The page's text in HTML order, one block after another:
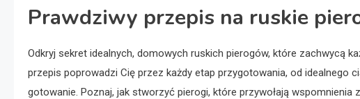
Prawdziwy przepis na ruskie
Odkryj sekret idealnych, domowych ruskich pierogów, które zachwycą
przepis poprowadzi Cię przez każdy etap przygotowania, od idealnego
gotowanie. Poznaj, jak stworzyć pierogi, które przywołają